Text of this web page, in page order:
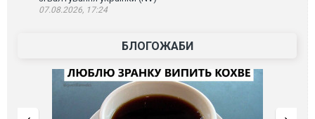
07.08.2026, 17:24
БЛОГОЖАБИ